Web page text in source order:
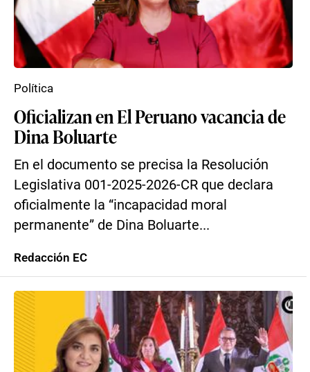
Oficializan en El Peruano vacancia de
Dina Boluarte
En el documento se precisa la Resolución
Legislativa 001-2025-2026-CR que declara
oficialmente la “incapacidad moral
permanente” de Dina Boluarte...
Política
Redacción EC